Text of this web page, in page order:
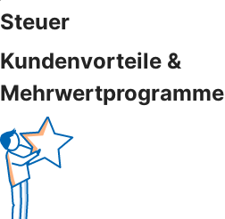
Steuer
Kundenvorteile &
Mehrwertprogramme